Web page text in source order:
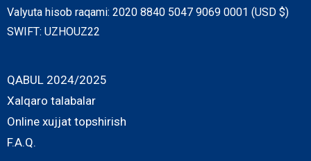
Valyuta hisob raqami: 2020 8840 5047 9069 0001 (USD $)
SWIFT: UZHOUZ22
QABUL 2024/2025
Xalqaro talabalar
Online xujjat topshirish
F.A.Q.